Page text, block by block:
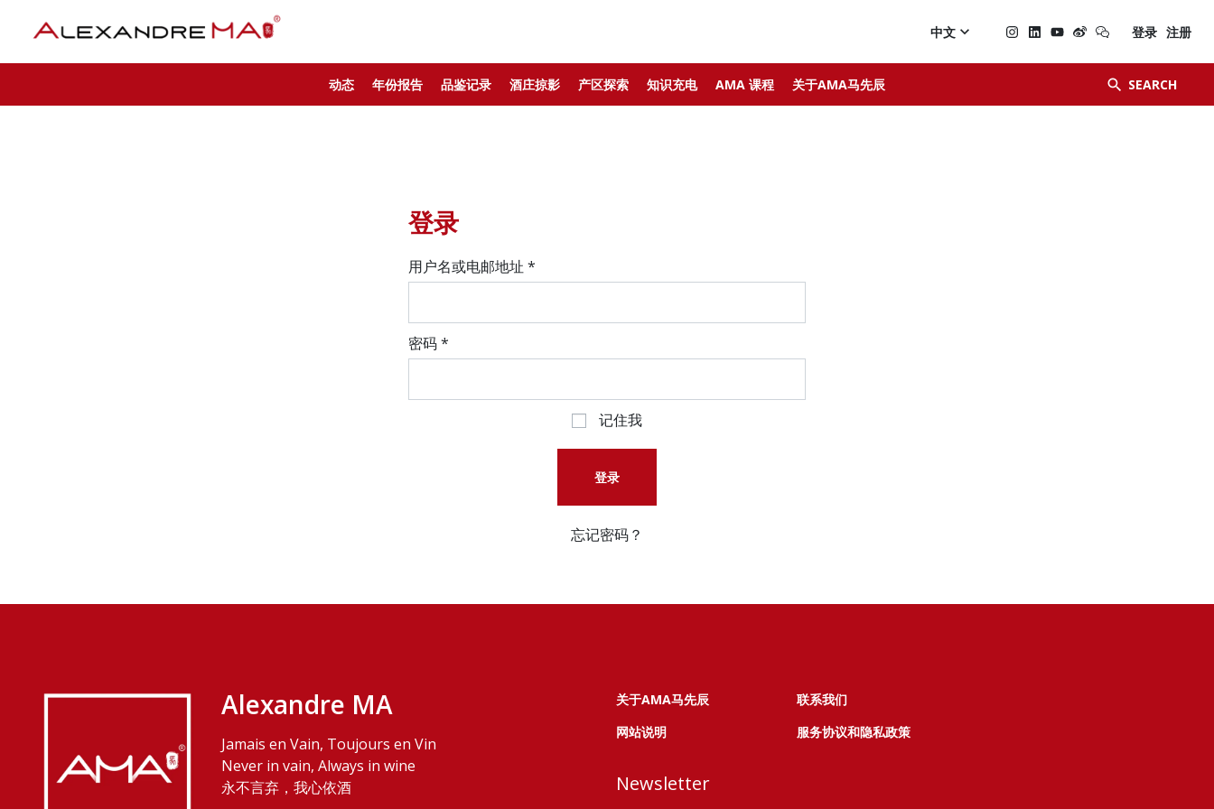
动态 年份报告 品鉴记录 酒庄掠影 产区探索 知识充电 AMA 课程 关于AMA马先辰  SEARCH

中文  登录 注册
登录
用户名或电邮地址 *
密码*
记住我
登录
忘记密码？
Alexandre MA
Jamais en Vain, Toujours en Vin
Never in vain, Always in wine
永不言弃，我心依酒
关于AMA马先辰
联系我们
网站说明
服务协议和隐私政策
Newsletter